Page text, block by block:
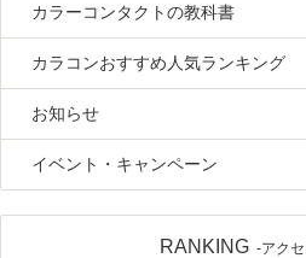
カラーコンタクトの教科書
カラコンおすすめ人気ランキング
お知らせ
イベント・キャンペーン
RANKING -アク